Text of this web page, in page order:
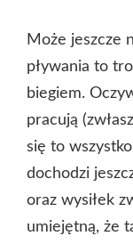
Może jeszcze
pływania to
biegiem.
pracują
się to
dochodzi
oraz wysiłek
umiejętną, że